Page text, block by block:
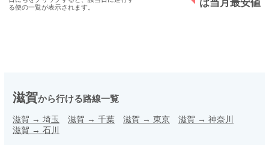
る便の一覧が表示されます。
は当月最安値
滋賀から行ける路線一覧
滋賀 → 埼玉 滋賀 → 千葉 滋賀 → 東京 滋賀 → 神奈川
滋賀 → 石川